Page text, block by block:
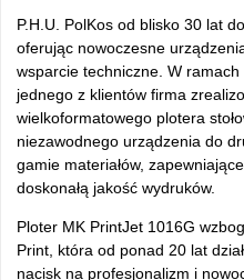
P.H.U. PolKos od blisko 30 lat
oferując nowoczesne
wsparcie techniczne. W
jednego z klientów firma
wielkoformatowego plotera
niezawodnego urządzenia do
gamie materiałów, zapewniaj
doskonałą jakość wydruków.
Ploter MK PrintJet 1016G
Print, która od ponad 20 lat dzia
nacisk na profesjonalizm i